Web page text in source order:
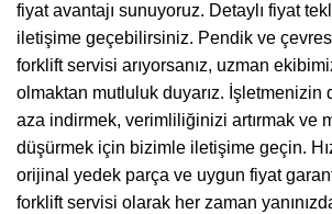
fiyat avantajı sunuyoruz. Detaylı fiyat
iletişime geçebilirsiniz. Pendik ve
forklift servisi arıyorsanız, uzman
olmaktan mutluluk duyarız. İşletmenizin
aza indirmek, verimliliğinizi artırmak ve
düşürmek için bizimle iletişime geçin.
orijinal yedek parça ve uygun fiyat
forklift servisi olarak her zaman